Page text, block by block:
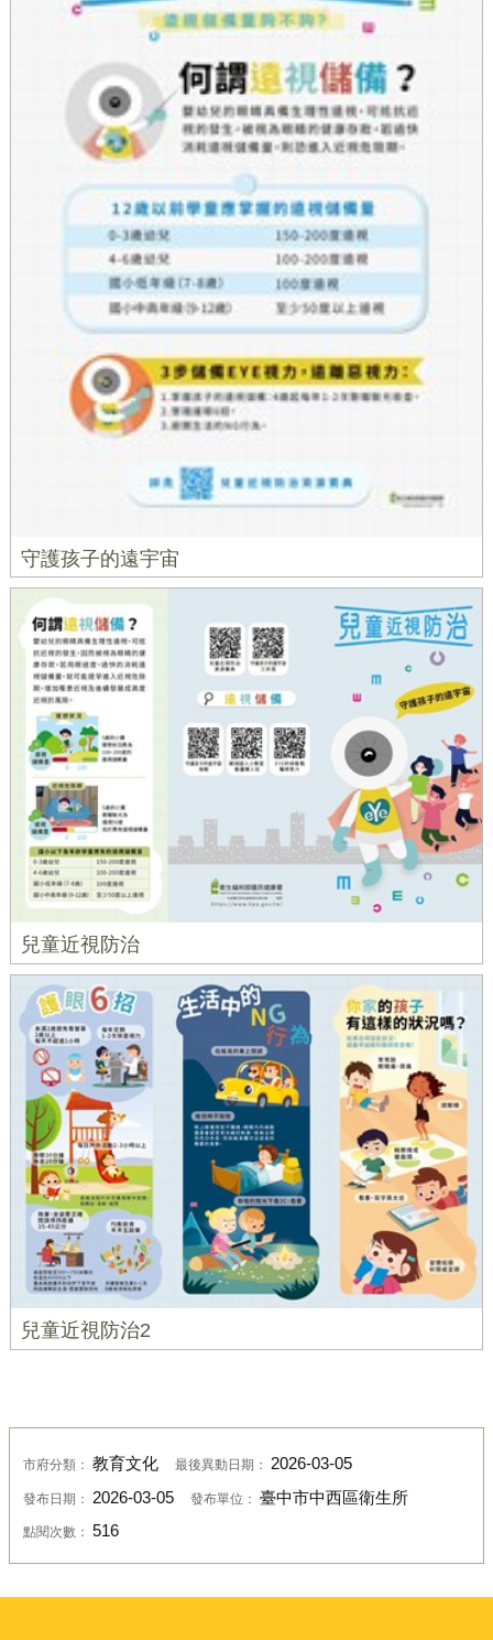
守護孩子的遠宇宙
兒童近視防治
兒童近視防治2
市府分類： 教育文化 最後異動日期： 2026-03-05
發布日期： 2026-03-05 發布單位： 臺中市中西區衛生所
點閱次數： 516